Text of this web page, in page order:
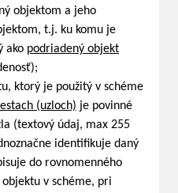
objektom a jeho
t.j. ku komu je
ako podriadený objekt
ktorý je použitý v schéme
(uzloch) je povinné
(textový údaj, max 255
identifikuje daný
do rovnomenného
v schéme, pri